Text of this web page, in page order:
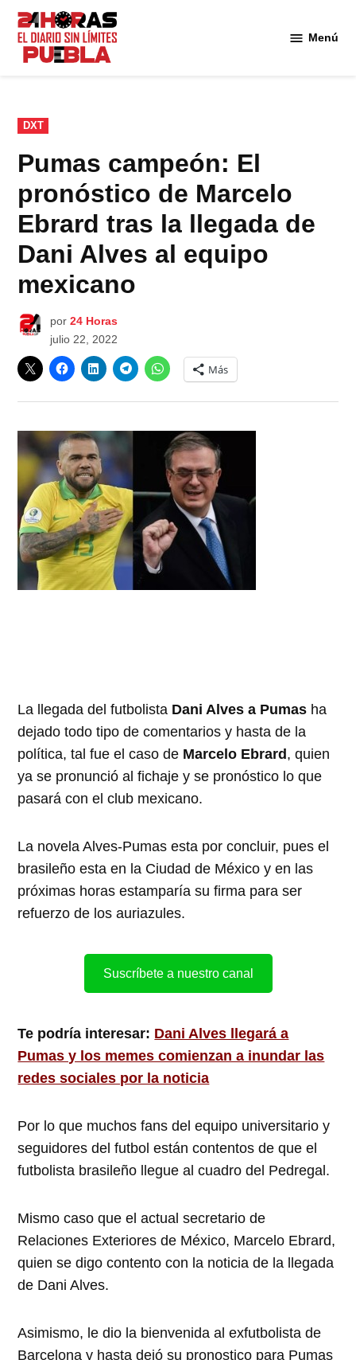
Saltar
contenido
Menú
PUBLICADO
EN
DXT
Pumas campeón: El
pronóstico de Marcelo
Ebrard tras la llegada de
Dani Alves al equipo
mexicano
por 24 Horas
julio 22, 2022
Más
La llegada del futbolista Dani Alves a Pumas ha
dejado todo tipo de comentarios y hasta de la
política, tal fue el caso de Marcelo Ebrard , quien
ya se pronunció al fichaje y se pronóstico lo que
pasará con el club mexicano.
La novela Alves-Pumas esta por concluir, pues el
brasileño esta en la Ciudad de México y en las
próximas horas estamparía su firma para ser
refuerzo de los auriazules.
Suscríbete a nuestro canal
Te podría interesar: Dani Alves llegará a
Pumas y los memes comienzan a inundar las
redes sociales por la noticia
Por lo que muchos fans del equipo universitario y
seguidores del futbol están contentos de que el
futbolista brasileño llegue al cuadro del Pedregal.
Mismo caso que el actual secretario de
Relaciones Exteriores de México, Marcelo Ebrard,
quien se digo contento con la noticia de la llegada
de Dani Alves.
Asimismo, le dio la bienvenida al exfutbolista de
Barcelona y hasta dejó su pronostico para Pumas